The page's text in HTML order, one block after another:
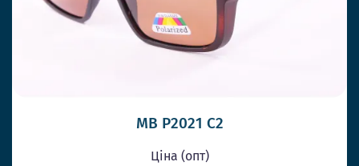
MB P2021 C2
Ціна (опт)